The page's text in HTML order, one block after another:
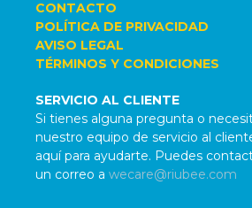
SERVICIO AL CLIENTE
Si tienes alguna pregunta o
nuestro equipo de servicio al
aquí para ayudarte. Puedes
un correo a wecare@riubee.com
CONTACTO
POLÍTICA DE PRIVACIDAD
AVISO LEGAL
TÉRMINOS Y CONDICIONES